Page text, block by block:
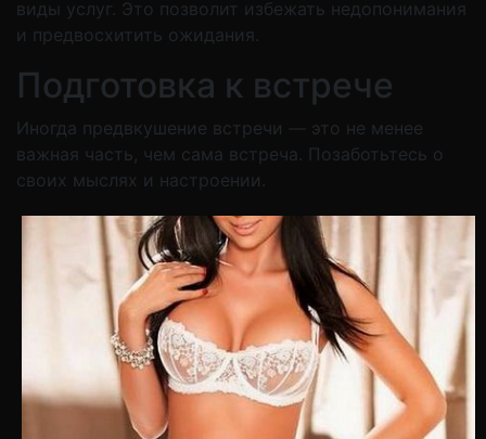
виды услуг. Это позволит избежать недопонимания
и предвосхитить ожидания.
Подготовка к встрече
Иногда предвкушение встречи — это не менее
важная часть, чем сама встреча. Позаботьтесь о
своих мыслях и настроении.